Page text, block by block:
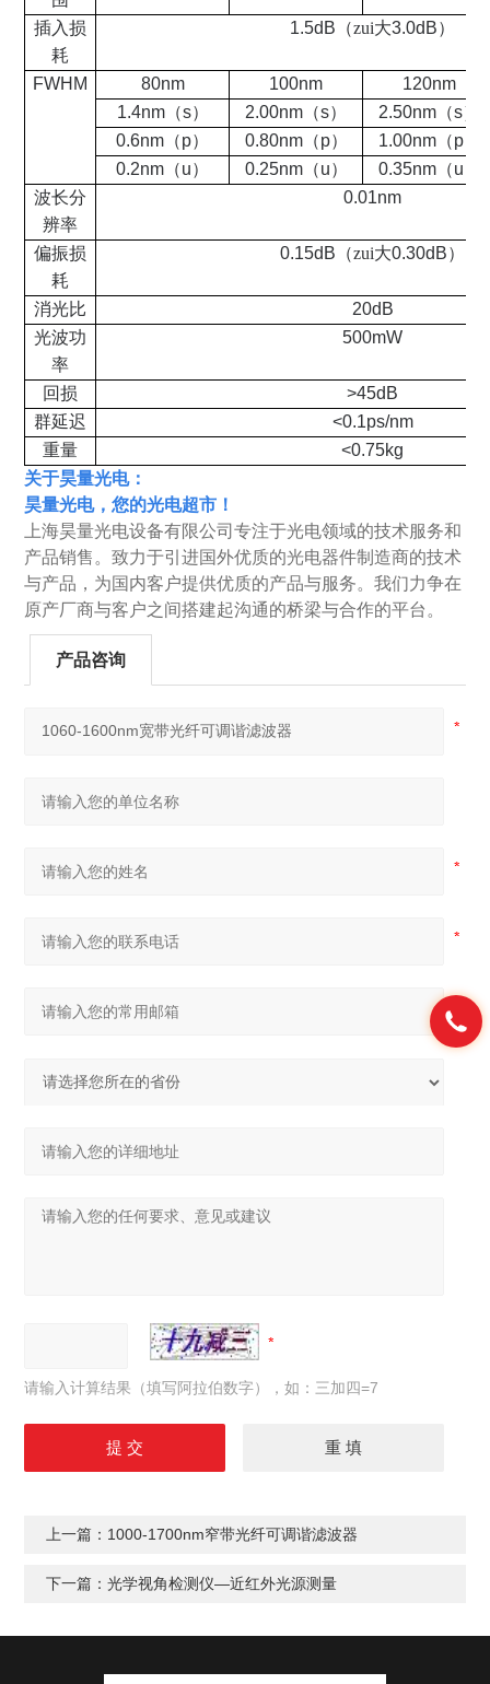
插入损
耗
1.5dB （zui大3.0dB）
FWHM 80nm 100nm
120nm
1.4nm（s） 2.00nm （s） 2.50nm （s）
0.6nm （p） 0.80nm（p） 1.00nm（p）
0.2nm （u） 0.25nm（u） 0.35nm（u
波长分
辨率
0.01nm
偏振损
耗
0.15dB （zui大0.30dB）
消光比
20dB
光波功
率
500mW
回损
>45dB
群延迟
<0.1ps/nm
重量
<0.75kg
关于昊量光电：
昊量光电，您的光电超市！
上海昊量光电设备有限公司专注于光电领域的技术服务和
产品销售。致力于引进国外优质的光电器件制造商的技术
与产品，为国内客户提供优质的产品与服务。我们力争在
原产厂商与客户之间搭建起沟通的桥梁与合作的平台。
产品咨询
请输入计算结果（填写阿拉伯数字），如：三加四=7
上一篇： 1000-1700nm窄带光纤可调谐滤波器
下一篇：光学视角检测仪—近红外光源测量